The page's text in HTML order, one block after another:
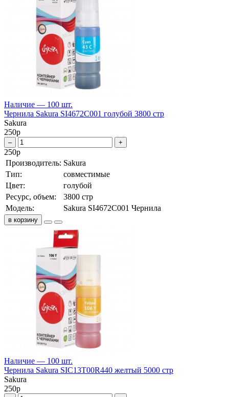
Наличие — 100 шт.
Чернила Sakura SI4672C001 голубой 3800 стр
Sakura
250р
– +
250р
Производитель: Sakura
Тип:
совместимые
Цвет:
голубой
Ресурс, объем:
3800 стр
Модель:
Sakura SI4672C001 Чернила
в корзину
Наличие — 100 шт.
Чернила Sakura SIC13T00R440 желтый 5000 стр
Sakura
250р